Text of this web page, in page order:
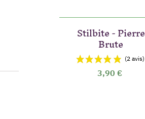
Stilbite - Pierre
Brute
3,90 €